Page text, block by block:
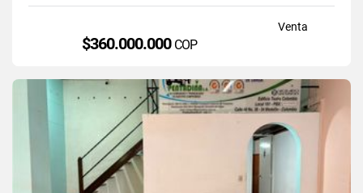
Venta
$360.000.000 COP